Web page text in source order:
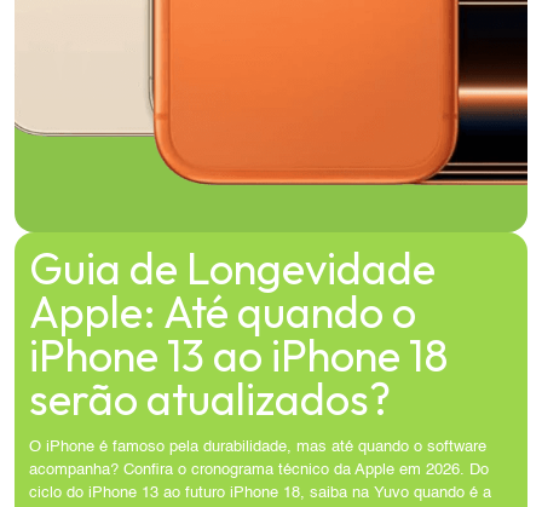
Guia de Longevidade
Apple: Até quando o
iPhone 13 ao iPhone 18
serão atualizados?
O iPhone é famoso pela durabilidade, mas até quando o software
acompanha? Confira o cronograma técnico da Apple em 2026. Do
ciclo do iPhone 13 ao futuro iPhone 18, saiba na Yuvo quando é a